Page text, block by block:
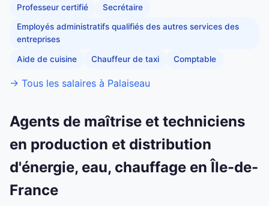
Professeur certifié Secrétaire
Employés administratifs qualifiés des autres services des
entreprises
Aide de cuisine Chauffeur de taxi Comptable
→ Tous les salaires à Palaiseau
Agents de maîtrise et techniciens
en production et distribution
d'énergie, eau, chauffage en Île-de-
France